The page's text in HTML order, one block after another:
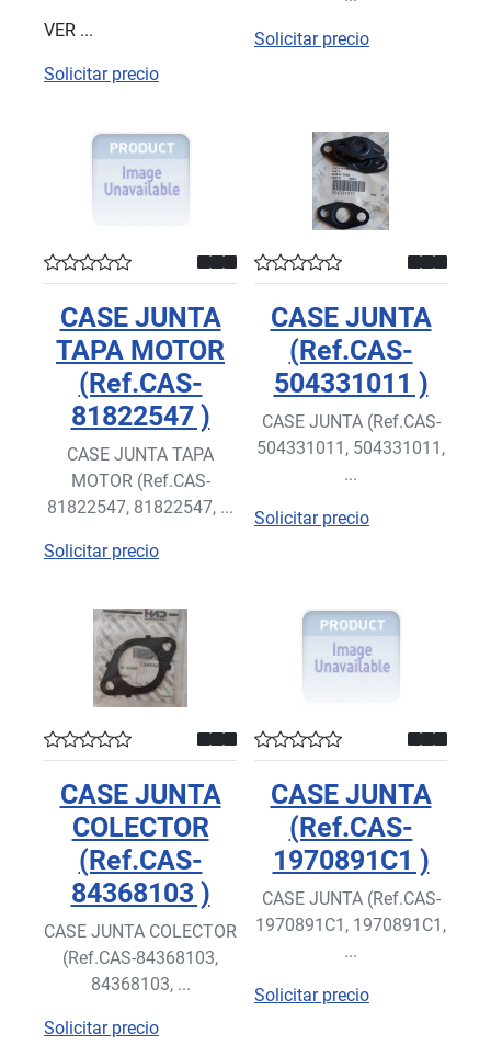
VER ...
Solicitar precio
Solicitar precio
CASE JUNTA
TAPA MOTOR
(Ref.CAS-
81822547 )
CASE JUNTA TAPA
MOTOR (Ref.CAS-
81822547, 81822547, ...
Solicitar precio
CASE JUNTA
(Ref.CAS-
504331011 )
CASE JUNTA (Ref.CAS-
504331011, 504331011,
...
Solicitar precio
CASE JUNTA
COLECTOR
(Ref.CAS-
84368103 )
CASE JUNTA COLECTOR
(Ref.CAS-84368103,
84368103, ...
Solicitar precio
CASE JUNTA
(Ref.CAS-
1970891C1 )
CASE JUNTA (Ref.CAS-
1970891C1, 1970891C1,
...
Solicitar precio